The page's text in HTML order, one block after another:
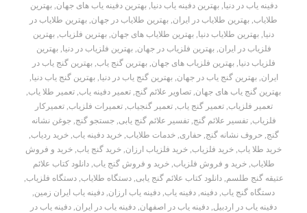
دفینه یاب در دنیا,بهترین دفینه یاب دنیا,بهترین دفینه یاب های جهان,بهترین
طلایاب, بهترین طلایاب در ایران, بهترین طلایاب در جهان, بهترین طلایاب در
دنیا, بهترین طلایاب دنیا, بهترین طلایاب های جهان, بهترین فلزیاب, بهترین
فلزیاب در ایران,بهترین فلزیاب در جهان,بهترین فلزیاب در دنیا,بهترین
فلزیاب دنیا,بهترین فلزیاب های جهان,بهترین گنج یاب,بهترین گنج یاب در
ایران,بهترین گنج یاب در جهان,بهترین گنج یاب در دنیا,بهترین گنج یاب دنیا,
بهترین گنج یاب های جهان, تصاویر علائم گنج, تعمیر دفینه یاب, تعمیر طلا یاب,
تعمیر فلزیاب,تعمیر گنج یاب,تعمیر گنجیاب,تعمیرات فلزیاب,تعمیرکار
فلزیاب,تفسیر علائم گنج,تفسیر علائم گنج یابی,جستجو گنج,جوغن نشانه
گنج,حروف نشانه گنج,حفاری,خدمات طلایاب,خرید دفینه یاب,خرید ردیاب,
خرید طلا یاب, خرید فلزیاب, خرید فلزیاب ارزان, خرید گنج یاب, خرید و فروش
طلایاب,خرید و فروش فلزیاب,خرید و فروش گنج یاب,دانلود کتاب علائم
عتیقه گنج طلسم,دانلود کتاب علائم گنج یابی,دستگاه طلایاب,دستگاه فلزیاب,
دستگاه گنج یاب, دفینه, دفینه یاب, دفینه یاب ارزان, دفینه یاب ایران زمین,
دفینه یاب در اردبیل, دفینه یاب در اصفهان, دفینه یاب در ایران, دفینه یاب در